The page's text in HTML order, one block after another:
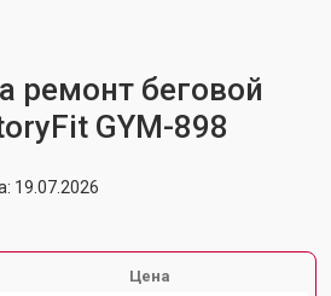
ремонт беговой
GYM-898
19.07.2026
Цена